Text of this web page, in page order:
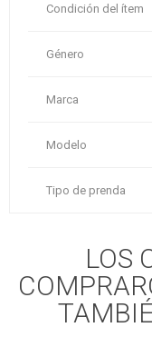
Condición del ítem
Género
Marca
Modelo
Tipo de prenda
LOS